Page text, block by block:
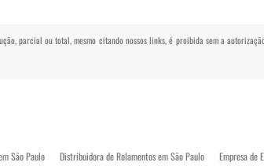
parcial ou total, mesmo citando nossos links, é proibida sem a
São Paulo Distribuidora de Rolamentos em São Paulo Empresa de